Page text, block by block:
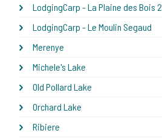
LodgingCarp - La Plaine des Bois 2
LodgingCarp - Le Moulin Segaud
Merenye
Michele's Lake
Old Pollard Lake
Orchard Lake
Ribiere